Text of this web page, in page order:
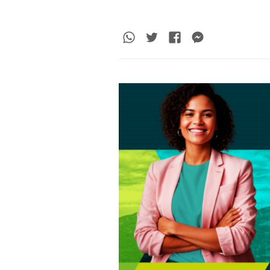
Whatsapp
TwitterFacebook